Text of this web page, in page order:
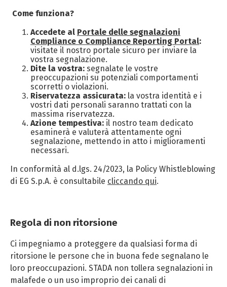
Come funziona?
Accedete al Portale delle segnalazioni
Compliance o Compliance Reporting Portal:
visitate il nostro portale sicuro per inviare la
vostra segnalazione.
Dite la vostra: segnalate le vostre
preoccupazioni su potenziali comportamenti
scorretti o violazioni.
Riservatezza assicurata: la vostra identità e i
vostri dati personali saranno trattati con la
massima riservatezza.
Azione tempestiva: il nostro team dedicato
esaminerà e valuterà attentamente ogni
segnalazione, mettendo in atto i miglioramenti
necessari.
In conformità al d.lgs. 24/2023, la Policy Whistleblowing
di EG S.p.A. è consultabile cliccando qui.
Regola di non ritorsione
Ci impegniamo a proteggere da qualsiasi forma di
ritorsione le persone che in buona fede segnalano le
loro preoccupazioni. STADA non tollera segnalazioni in
malafede o un uso improprio dei canali di